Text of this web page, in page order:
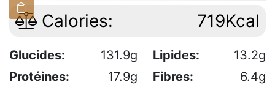
Calories: 719Kcal
Glucides: 131.9g Lipides:
13.2g
Protéines:
17.9g Fibres:
6.4g